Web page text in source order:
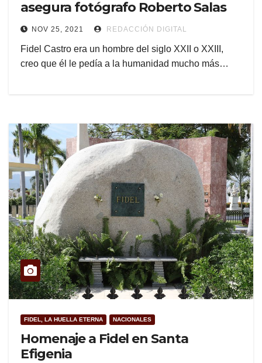
asegura fotógrafo Roberto Salas
NOV 25, 2021 REDACCIÓN DIGITAL
Fidel Castro era un hombre del siglo XXII o XXIII,
creo que él le pedía a la humanidad mucho más…
FIDEL, LA HUELLA ETERNA NACIONALES
Homenaje a Fidel en Santa
Efigenia